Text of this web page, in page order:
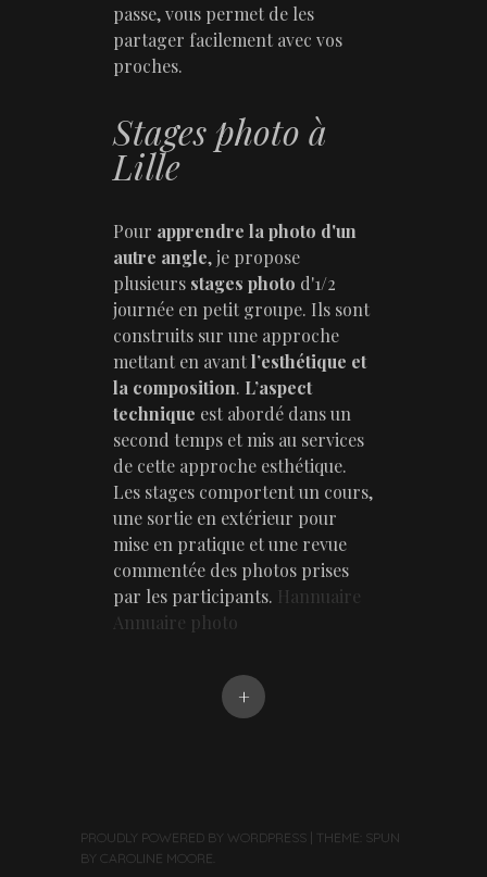
passe, vous permet de les
partager facilement avec vos
proches.
Stages photo à
Lille
Pour apprendre la photo d'un
autre angle, je propose
plusieurs stages photo d'1/2
journée en petit groupe. Ils sont
construits sur une approche
mettant en avantl’esthétique et
la composition. L’aspect
technique est abordé dans un
second temps et mis au services
de cette approche esthétique.
Les stages comportent un cours,
une sortie en extérieur pour
mise en pratique et une revue
commentée des photos prises
par les participants. Hannuaire
Annuaire photo
+
PROUDLY POWERED BY WORDPRESS
THEME: SPUN
BY CAROLINE MOORE